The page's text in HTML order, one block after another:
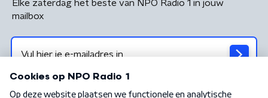
Elke zaterdag het beste van NPO Radio 1 in jouw
mailbox